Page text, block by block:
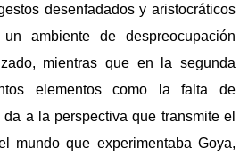
desenfadados y aristocráticos
ambiente de despreocupación
mientras que en la segunda
elementos como la falta de
a la perspectiva que transmite el
mundo que experimentaba Goya,